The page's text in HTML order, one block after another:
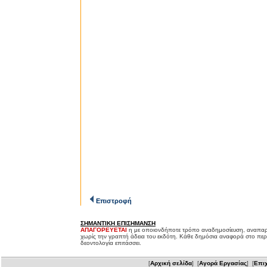
Επιστροφή
ΣΗΜΑΝΤΙΚΗ ΕΠΙΣΗΜΑΝΣΗ
ΑΠΑΓΟΡΕΥΕΤΑΙ η με οποιονδήποτε τρόπο αναδημοσίευση,
χωρίς την γραπτή άδεια του εκδότη. Κάθε δημόσια αναφορά στο
δεοντολογία επιτάσσει.
[Αρχική σελίδα] [Αγορά Εργασίας] [